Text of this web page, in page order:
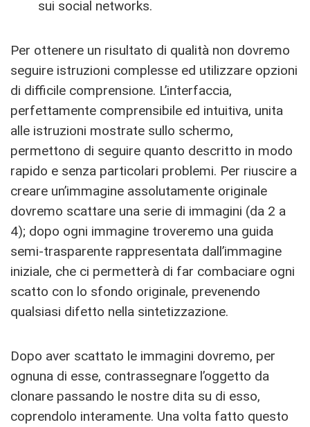
sui social networks.
Per ottenere un risultato di qualità non dovremo
seguire istruzioni complesse ed utilizzare opzioni
di difficile comprensione. L’interfaccia,
perfettamente comprensibile ed intuitiva, unita
alle istruzioni mostrate sullo schermo,
permettono di seguire quanto descritto in modo
rapido e senza particolari problemi. Per riuscire a
creare un’immagine assolutamente originale
dovremo scattare una serie di immagini (da 2 a
4); dopo ogni immagine troveremo una guida
semi-trasparente rappresentata dall’immagine
iniziale, che ci permetterà di far combaciare ogni
scatto con lo sfondo originale, prevenendo
qualsiasi difetto nella sintetizzazione.
Dopo aver scattato le immagini dovremo, per
ognuna di esse, contrassegnare l’oggetto da
clonare passando le nostre dita su di esso,
coprendolo interamente. Una volta fatto questo